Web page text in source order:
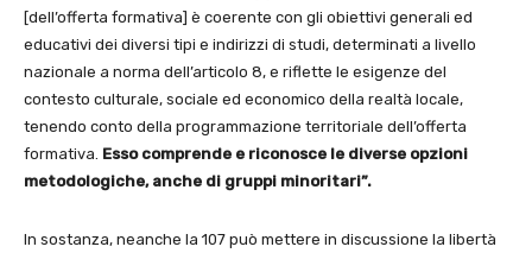
[dell’offerta formativa] è coerente con gli obiettivi generali ed
educativi dei diversi tipi e indirizzi di studi, determinati a livello
nazionale a norma dell’articolo 8, e riflette le esigenze del
contesto culturale, sociale ed economico della realtà locale,
tenendo conto della programmazione territoriale dell’offerta
formativa. Esso comprende e riconosce le diverse opzioni
metodologiche, anche di gruppi minoritari”.
In sostanza, neanche la 107 può mettere in discussione la libertà